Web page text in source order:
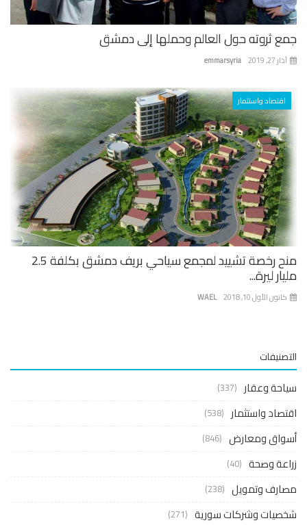
ثروته حول العالم وحملها إلى دمشق
emmarsyria 27, 2019
اقتصاد واستثمار
منح رخصة تشييد لمجمع سياحي بريف دمشق بكلفة 2.5
ليرة...
WAEL الأول 10, 2018
وعقار (337)
واستثمار (538)
ومعارض (846)
وصحة (40)
وتمويل (238)
وشركات سورية (271)